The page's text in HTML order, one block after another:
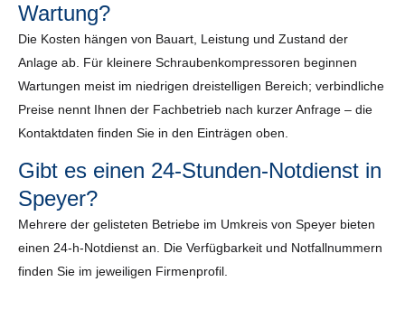
Wartung?
Die Kosten hängen von Bauart, Leistung und Zustand der
Anlage ab. Für kleinere Schraubenkompressoren beginnen
Wartungen meist im niedrigen dreistelligen Bereich; verbindliche
Preise nennt Ihnen der Fachbetrieb nach kurzer Anfrage – die
Kontaktdaten finden Sie in den Einträgen oben.
Gibt es einen 24-Stunden-Notdienst in
Speyer?
Mehrere der gelisteten Betriebe im Umkreis von Speyer bieten
einen 24-h-Notdienst an. Die Verfügbarkeit und Notfallnummern
finden Sie im jeweiligen Firmenprofil.